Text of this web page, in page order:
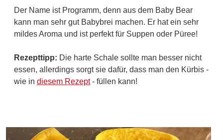
Der Name ist Programm, denn aus dem Baby Bear
kann man sehr gut Babybrei machen. Er hat ein sehr
mildes Aroma und ist perfekt für Suppen oder Püree!
Rezepttipp: Die harte Schale sollte man besser nicht
essen, allerdings sorgt sie dafür, dass man den Kürbis -
wie in diesem Rezept- füllen kann!